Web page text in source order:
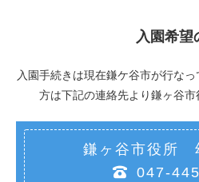
入園希望
入園手続きは現在鎌ケ谷市が行な
方は下記の連絡先より鎌ヶ谷市
鎌ヶ谷市役所
 047-